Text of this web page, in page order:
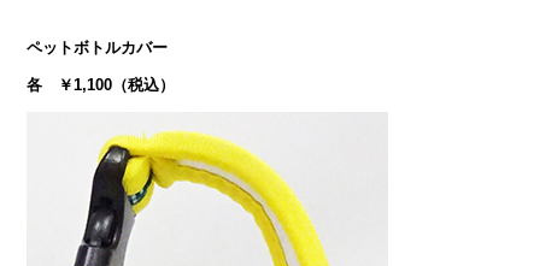
ペットボトルカバー
各 ￥1,100（税込）